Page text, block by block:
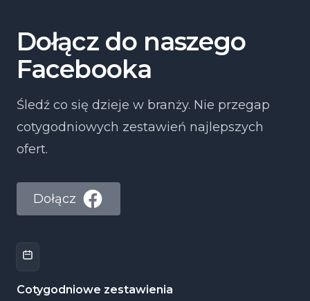
Dołącz do naszego
Facebooka
Śledź co się dzieje w branży. Nie przegap
cotygodniowych zestawień najlepszych
ofert.
Dołącz
Cotygodniowe zestawienia